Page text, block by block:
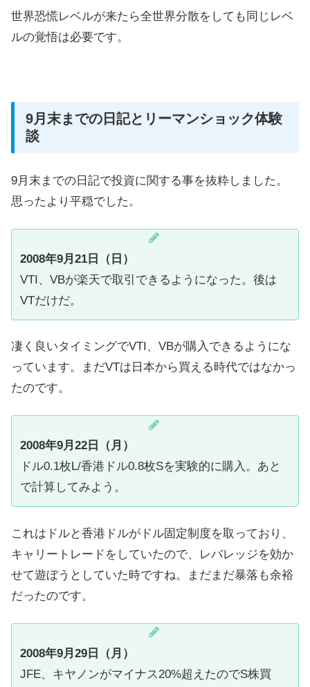
世界恐慌レベルが来たら全世界分散をしても同じレベ
ルの覚悟は必要です。
9月末までの日記とリーマンショック体験
談
9月末までの日記で投資に関する事を抜粋しました。
思ったより平穏でした。
2008年9月21日（日）
VTI、VBが楽天で取引できるようになった。後は
VTだけだ。
凄く良いタイミングでVTI、VBが購入できるようにな
っています。まだVTは日本から買える時代ではなかっ
たのです。
2008年9月22日（月）
ドル0.1枚L/香港ドル0.8枚Sを実験的に購入。あと
で計算してみよう。
これはドルと香港ドルがドル固定制度を取っており、
キャリートレードをしていたので、レバレッジを効か
せて遊ぼうとしていた時ですね。まだまだ暴落も余裕
だったのです。
2008年9月29日（月）
JFE、キヤノンがマイナス20%超えたのでS株買